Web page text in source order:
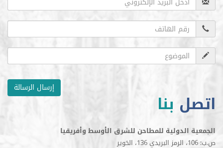
إرسال الرسالة
بنا
الدولية للمطاحن للشرق الأوسط وأفريقيا